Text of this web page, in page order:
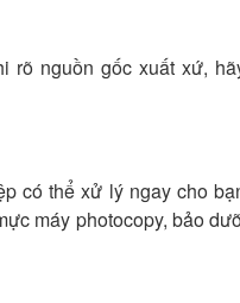
rõ nguồn gốc xuất xứ,
có thể xử lý ngay cho
máy photocopy, bảo